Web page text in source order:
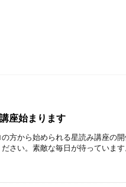
座始まります
方から始められる星読み講座の
さい。素敵な毎日が待っています